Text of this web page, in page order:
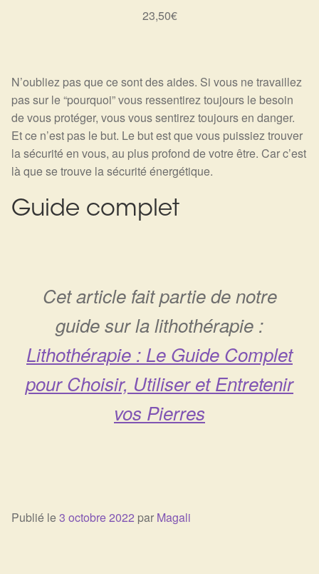
23,50€
N’oubliez pas que ce sont des aides. Si vous ne travaillez
pas sur le “pourquoi” vous ressentirez toujours le besoin
de vous protéger, vous vous sentirez toujours en danger.
Et ce n’est pas le but. Le but est que vous puissiez trouver
la sécurité en vous, au plus profond de votre être. Car c’est
là que se trouve la sécurité énergétique.
Guide complet
Cet article fait partie de notre
guide sur la lithothérapie :
Lithothérapie : Le Guide Complet
pour Choisir, Utiliser et Entretenir
vos Pierres
Publié le3 octobre 2022 par Magali